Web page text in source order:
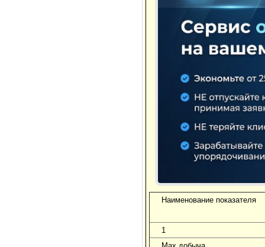
Наименование показателя
1